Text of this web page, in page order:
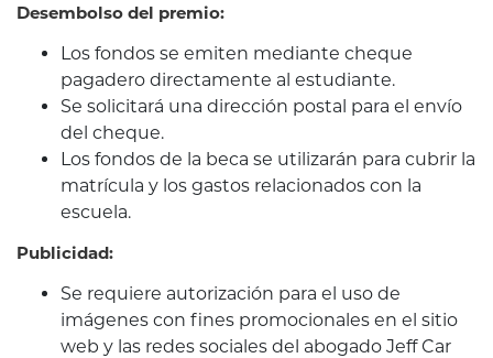
Desembolso del premio:
Los fondos se emiten mediante cheque
pagadero directamente al estudiante.
Se solicitará una dirección postal para el envío
del cheque.
Los fondos de la beca se utilizarán para cubrir la
matrícula y los gastos relacionados con la
escuela.
Publicidad:
Se requiere autorización para el uso de
imágenes con fines promocionales en el sitio
web y las redes sociales del abogado Jeff Car